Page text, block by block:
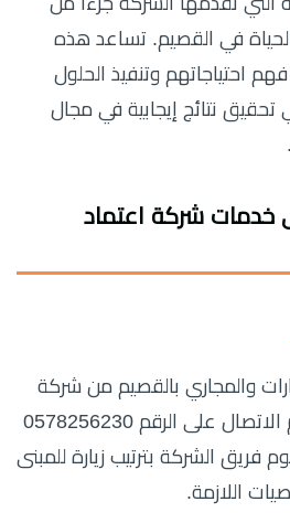
في القصيم. تساعد هذه
احتياجاتهم وتنفيذ الحلول
تحقيق نتائج إيجابية في مجال
شركة اعتماد
والمجاري بالقصيم من شركة
اعتماد المملكة، يمكنكم الاتصال على الرقم 0578256230
فريق الشركة بترتيب زيارة للمبنى
اللازمة.